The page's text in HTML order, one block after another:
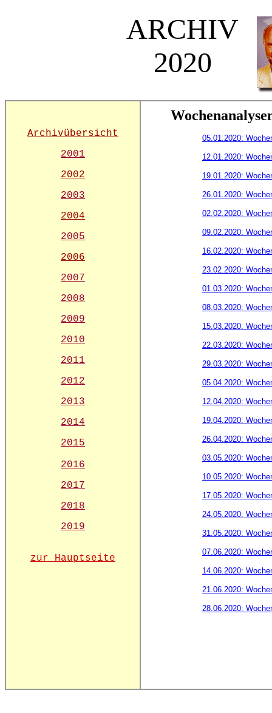
ARCHIV
2020
Archivübersicht
2001
2002
2003
2004
2005
2006
2007
2008
2009
2010
2011
2012
2013
2014
2015
2016
2017
2018
2019
zur Hauptseite
05.01.2020:
12.01.2020:
19.01.2020:
26.01.2020:
02.02.2020:
09.02.2020:
16.02.2020:
23.02.2020:
01.03.2020:
08.03.2020:
15.03.2020:
22.03.2020:
29.03.2020:
05.04.2020:
12.04.2020:
19.04.2020:
26.04.2020:
03.05.2020:
10.05.2020:
17.05.2020:
24.05.2020:
31.05.2020:
07.06.2020:
14.06.2020:
21.06.2020:
28.06.2020: